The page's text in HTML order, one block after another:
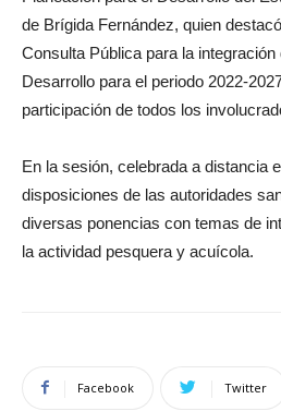
de Brígida Fernández, quien
Consulta Pública para la
Desarrollo para el periodo 2022-
participación de todos los
En la sesión, celebrada a distancia
disposiciones de las autoridades
diversas ponencias con temas de
la actividad pesquera y acuícola.
Facebook Twitter